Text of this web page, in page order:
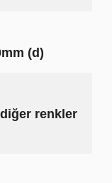
(d)
diğer renkler